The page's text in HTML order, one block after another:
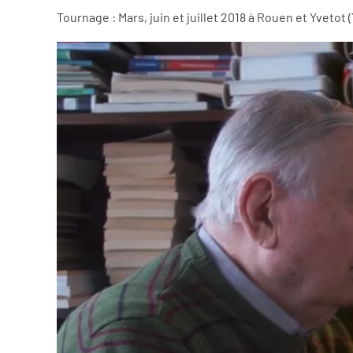
Tournage : Mars, juin et juillet 2018 à Rouen et Yvetot